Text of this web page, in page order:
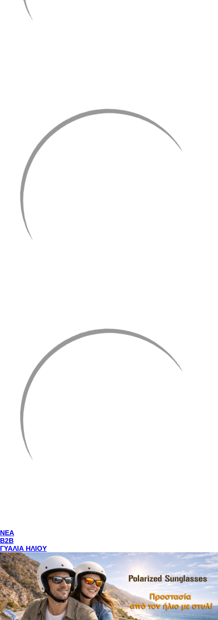
NEA
Β2Β
ΓΥΑΛΙΑ ΗΛΙΟΥ